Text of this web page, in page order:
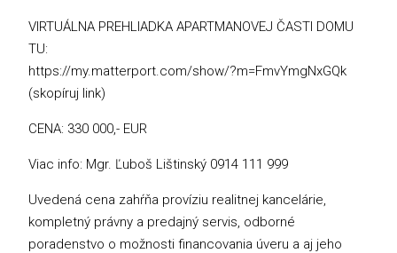
VIRTUÁLNA PREHLIADKA APARTMANOVEJ ČASTI DOMU
TU:
https://my.matterport.com/show/?m=FmvYmgNxGQk
(skopíruj link)
CENA: 330 000,- EUR
Viac info: Mgr. Ľuboš Lištinský 0914 111 999
Uvedená cena zahŕňa províziu realitnej kancelárie,
kompletný právny a predajný servis, odborné
poradenstvo o možnosti financovania úveru a aj jeho